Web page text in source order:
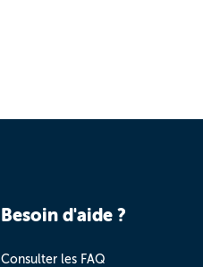
Besoin d'aide ?
Consulter les FAQ